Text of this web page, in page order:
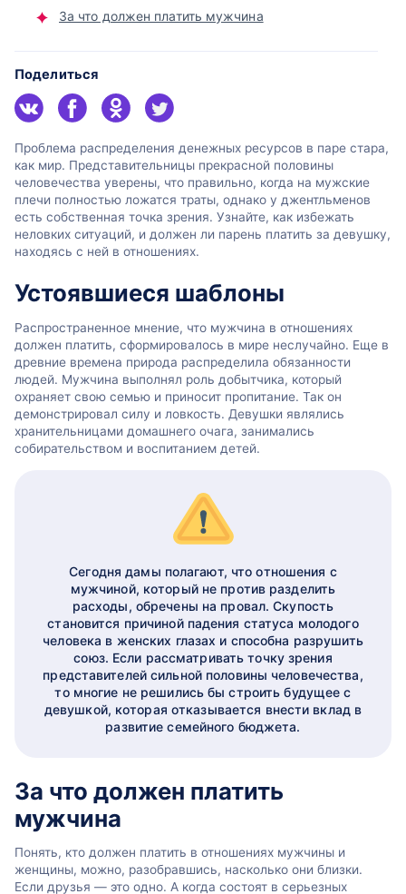
За что должен платить мужчина
Поделиться
Проблема распределения денежных ресурсов в паре стара,
как мир. Представительницы прекрасной половины
человечества уверены, что правильно, когда на мужские
плечи полностью ложатся траты, однако у джентльменов
есть собственная точка зрения. Узнайте, как избежать
неловких ситуаций, и должен ли парень платить за девушку,
находясь с ней в отношениях.
Устоявшиеся шаблоны
Распространенное мнение, что мужчина в отношениях
должен платить, сформировалось в мире неслучайно. Еще в
древние времена природа распределила обязанности
людей. Мужчина выполнял роль добытчика, который
охраняет свою семью и приносит пропитание. Так он
демонстрировал силу и ловкость. Девушки являлись
хранительницами домашнего очага, занимались
собирательством и воспитанием детей.
Сегодня дамы полагают, что отношения с
мужчиной, который не против разделить
расходы, обречены на провал. Скупость
становится причиной падения статуса молодого
человека в женских глазах и способна разрушить
союз. Если рассматривать точку зрения
представителей сильной половины человечества,
то многие не решились бы строить будущее с
девушкой, которая отказывается внести вклад в
развитие семейного бюджета.
За что должен платить
мужчина
Понять, кто должен платить в отношениях мужчины и
женщины, можно, разобравшись, насколько они близки.
Если друзья — это одно. А когда состоят в серьезных